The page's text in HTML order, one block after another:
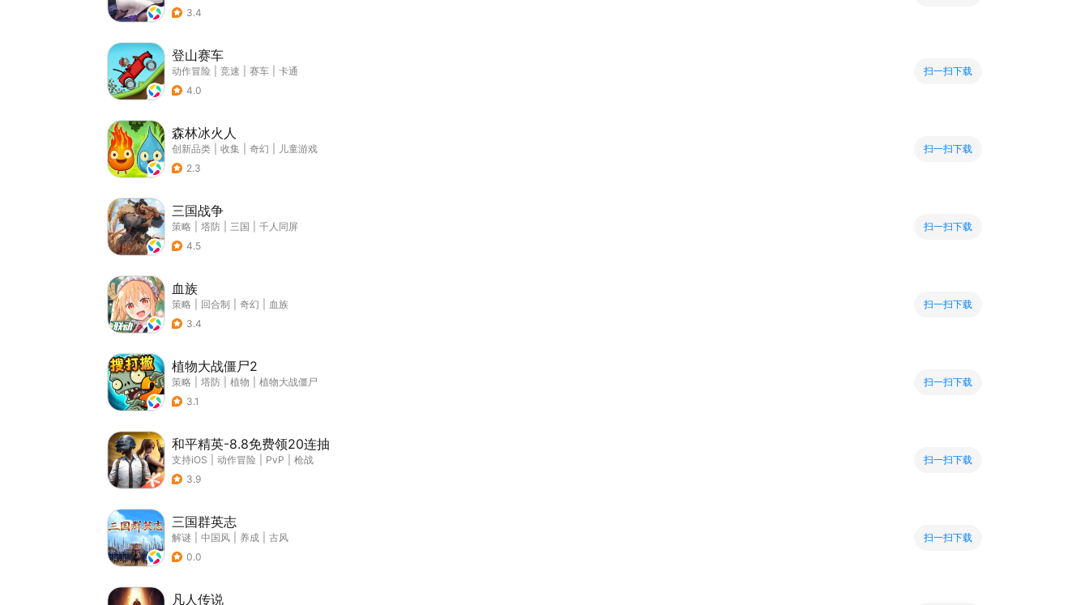
3.4
登山赛车
动作冒险 竞速 赛车
卡通
4.0
扫一扫下载
森林冰火人
创新品类 收集 奇幻
儿童游戏
2.3
扫一扫下载
三国战争
策略 塔防 三国
千人同屏
4.5
扫一扫下载
血族
策略 回合制 奇幻
血族
3.4
扫一扫下载
植物大战僵尸2
策略 塔防 植物
植物大战僵尸
3.1
扫一扫下载
和平精英-8.8免费领20连抽
支持iOS 动作冒险 PvP
枪战
3.9
扫一扫下载
三国群英志
解谜 中国风 养成
古风
0.0
扫一扫下载
凡人传说